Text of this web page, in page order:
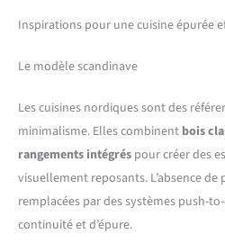
Inspirations pour une cuisine épurée
Le modèle scandinave
Les cuisines nordiques sont des
minimalisme. Elles combinent bois
rangements intégrés pour créer des
visuellement reposants. L’absence de
remplacées par des systèmes push-
continuité et d’épure.